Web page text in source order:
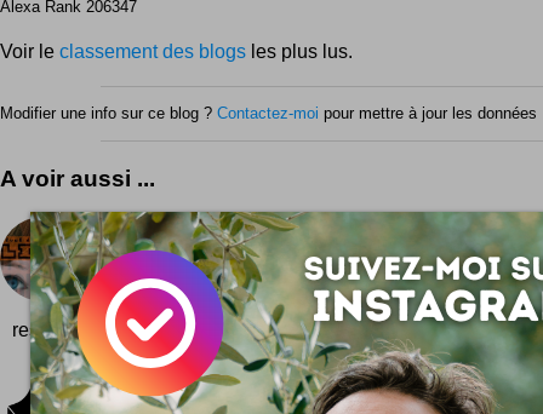
Alexa Rank 206347
Voir le classement des blogs les plus lus.
Modifier une info sur ce blog ? Contactez-moi pour mettre à jour les données
A voir aussi ...
Revue de liens #6
Une vraie vue imprenable sur la blogosphère ?
ça ! Sixième ! Une question comme chaque
resurgit des eaux profondes de la sphère web : les blogueu...
Box livres Aksebo